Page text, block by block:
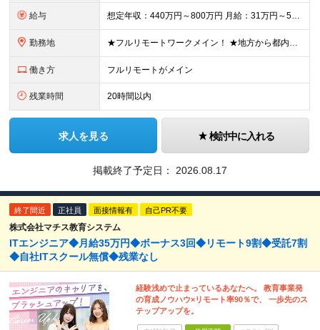
給与 想定年収：440万円～800万円 月給：31万円～57万円+賞与年2回 ※経験、能力などを考慮の上、当社規定により決定いたします。 ※上記には固定残業代20時間分（4万円～7.5万円）を含む。超過分
勤務地 ★フルリモートワークメイン！ ★地方から都内のプロジェクトに参画する社員も多数！ ★常駐の場合は直行・直帰OK ≪東京本社≫ 〒101-0041 東京都千代田区神田須田町二丁目19番地23 Daiw
働き方 フルリモートがメイン
残業時間 20時間以内
求人を見る 検討中に入れる
掲載終了予定日： 2026.08.17
終了間近 正社員 面接情報有 自己PR不要
株式会社マチス教育システム
ITエンジニア◆月給35万円◆ボーナス3回◆リモート9割◆受託7割
◆自社ITスクール無償◆残業なし
経験浅めで止まっているあなたへ。 教育事業発
の育成ノウハウ×リモート率90％で、 一歩先のス
テップアップを。